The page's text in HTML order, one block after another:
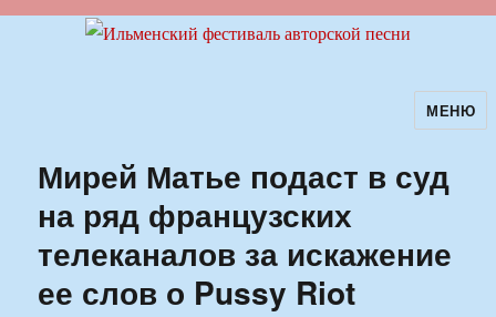
Ильменский фестиваль авторскойМЕНЮ
Мирей Матье подаст в суд
на ряд французских
телеканалов за искажение
ее слов о Pussy Riot